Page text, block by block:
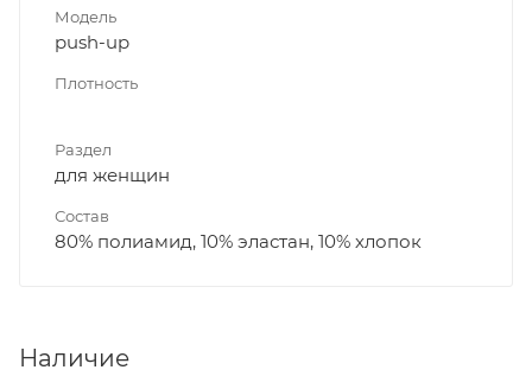
Модель
push-up
Плотность
Раздел
для женщин
Состав
80% полиамид, 10% эластан, 10% хлопок
Наличие